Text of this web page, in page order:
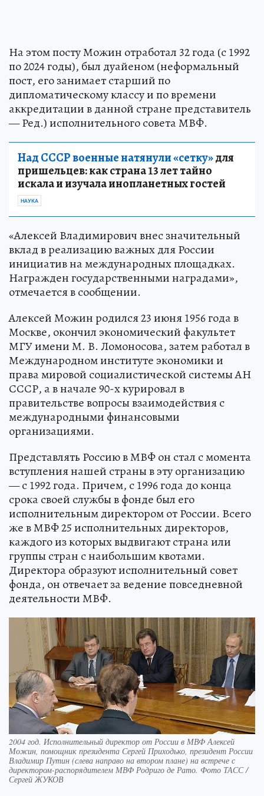
На этом посту Можин отработал 32 года (с 1992
по 2024 годы), был дуайеном (неформальный
пост, его занимает старший по
дипломатическому классу и по времени
аккредитации в данной стране представитель
— Ред.) исполнительного совета МВФ.
Над СССР военные натянули «сетку»для
пришельцев: как страна 13 лет тайно
искала и изучала инопланетных гостей
НАУКА
«Алексей Владимирович внес значительный
вклад в реализацию важных для России
инициатив на международных площадках.
Награжден государственными наградами»,
отмечается в сообщении.
Алексей Можин родился 23 июня 1956 года в
Москве, окончил экономический факультет
МГУ имени М. В. Ломоносова, затем работал в
Международном институте экономики и
права мировой социалистической системы АН
СССР, а в начале 90-х курировал в
правительстве вопросы взаимодействия с
международными финансовыми
организациями.
Представлять Россию в МВФ он стал с момента
вступления нашей страны в эту организацию
— с 1992 года. Причем, с 1996 года до конца
срока своей службы в фонде был его
исполнительным директором от России. Всего
же в МВФ 25 исполнительных директоров,
каждого из которых выдвигают страна или
группы стран с наибольшим квотами.
Директора образуют исполнительный совет
фонда, он отвечает за ведение повседневной
деятельности МВФ.
2004 год. Исполнительный директор от России в МВФ Алексей
Можин, помощник президента Сергей Приходько, президент России
Владимир Путин (слева направо на втором плане) на встрече с
директором-распорядителем МВФ Родриго де Рато. Фото ТАСС /
Сергей ЖУКОВ